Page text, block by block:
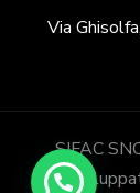
Via
SIFAC